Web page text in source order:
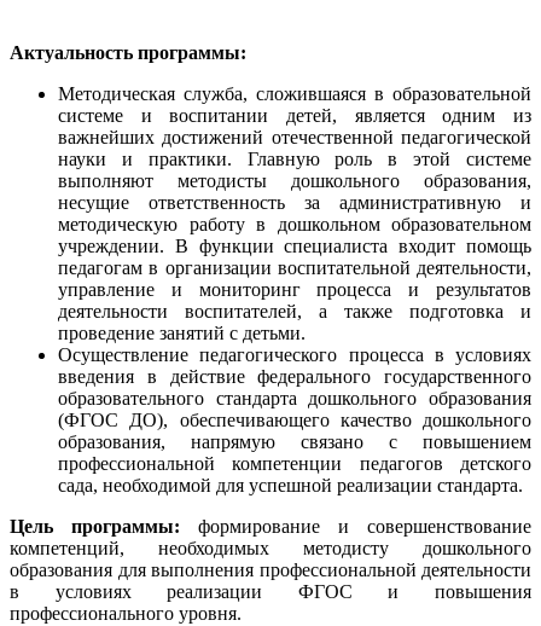
Актуальность программы:
Методическая служба, сложившаяся в образовательной
системе и воспитании детей, является одним из
важнейших достижений отечественной педагогической
науки и практики. Главную роль в этой системе
выполняют методисты дошкольного образования,
несущие ответственность за административную и
методическую работу в дошкольном образовательном
учреждении. В функции специалиста входит помощь
педагогам в организации воспитательной деятельности,
управление и мониторинг процесса и результатов
деятельности воспитателей, а также подготовка и
проведение занятий с детьми.
Осуществление педагогического процесса в условиях
введения в действие федерального государственного
образовательного стандарта дошкольного образования
(ФГОС ДО), обеспечивающего качество дошкольного
образования, напрямую связано с повышением
профессиональной компетенции педагогов детского
сада, необходимой для успешной реализации стандарта.
Цель программы:
формирование и совершенствование
компетенций, необходимых методисту дошкольного
образования для выполнения профессиональной деятельности
в условиях реализации ФГОС и повышения
профессионального уровня.